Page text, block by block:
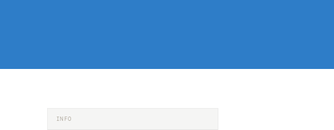
INFO